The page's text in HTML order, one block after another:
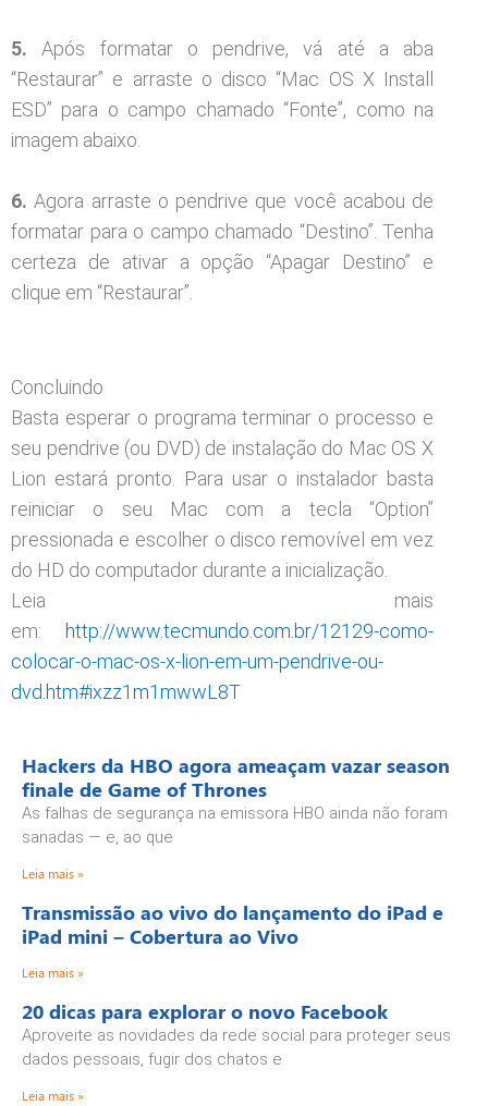
5. Após formatar o pendrive, vá até a aba
“Restaurar” e arraste o disco “Mac OS X Install
ESD” para o campo chamado “Fonte”, como na
imagem abaixo.
6. Agora arraste o pendrive que você acabou de
formatar para o campo chamado “Destino”. Tenha
certeza de ativar a opção “Apagar Destino” e
clique em “Restaurar”.
Concluindo
Basta esperar o programa terminar o processo e
seu pendrive (ou DVD) de instalação do Mac OS X
Lion estará pronto. Para usar o instalador basta
reiniciar o seu Mac com a tecla “Option”
pressionada e escolher o disco removível em vez
do HD do computador durante a inicialização.
Leia mais
em: http://www.tecmundo.com.br/12129-como-
colocar-o-mac-os-x-lion-em-um-pendrive-ou-
dvd.htm#ixzz1m1mwwL8T
Hackers da HBO agora ameaçam vazar season
finale de Game of Thrones
As falhas de segurança na emissora HBO ainda não foram
sanadas — e, ao que
Leia mais »
Transmissão ao vivo do lançamento do iPad e
iPad mini – Cobertura ao Vivo
Leia mais »
20 dicas para explorar o novo Facebook
Aproveite as novidades da rede social para proteger seus
dados pessoais, fugir dos chatos e
Leia mais »